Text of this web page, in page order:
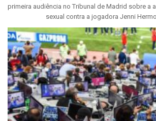
primeira audiência no Tribunal de Madrid sobre a
sexual contra a jogadora Jenni